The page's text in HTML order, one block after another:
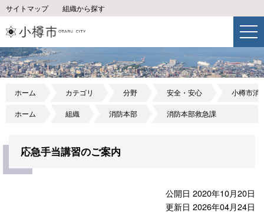
サイトマップ 組織から探す
ホーム カテゴリ 分野 安全・安心 小樽市消
ホーム 組織 消防本部 消防本部救急課
応急手当講習のご案内
公開日 2020年10月20日
更新日 2026年04月24日